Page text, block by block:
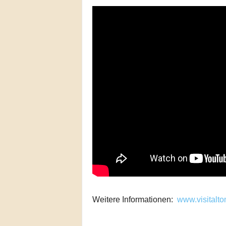
Weitere Informationen: